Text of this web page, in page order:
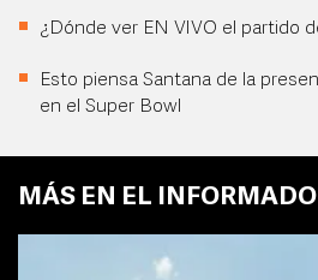
¿Dónde ver EN VIVO el partido
Esto piensa Santana de la
en el Super Bowl
MÁS EN EL